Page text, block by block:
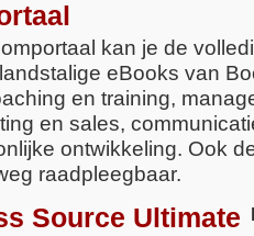
kan je de
eBooks van
en training,
en sales,
ontwikkeling. Ook
raadpleegbaar.
Source Ultimate